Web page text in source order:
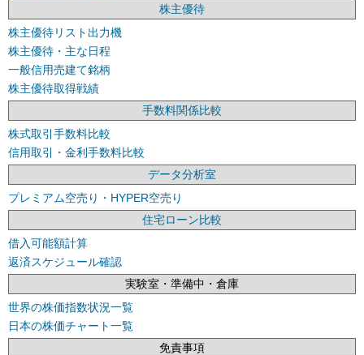
株主優待
株主優待リスト出力機
株主優待・主な日程
一般信用売建て銘柄
株主優待取得戦績
手数料関係比較
株式取引手数料比較
信用取引・金利手数料比較
データ分析室
プレミアム空売り・HYPER空売り
住宅ローン比較
借入可能額計算
返済スケジュール確認
実験室・準備中・倉庫
世界の株価指数状況一覧
日本の株価チャート一覧
免責事項